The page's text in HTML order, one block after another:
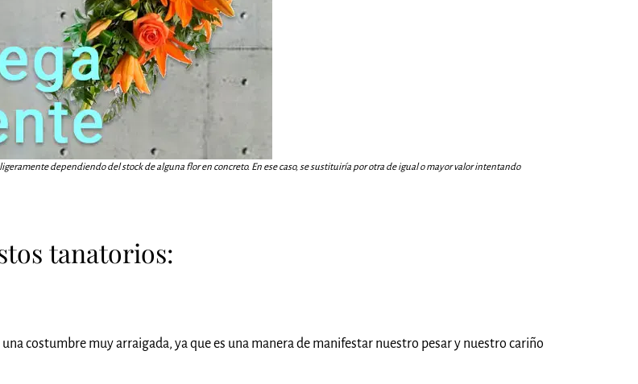
dependiendo del stock de alguna flor en concreto. En ese caso, se sustituiría por otra de igual o mayor valor intentando
tanatorios:
una costumbre muy arraigada, ya que es una manera de manifestar nuestro pesar y nuestro cariño